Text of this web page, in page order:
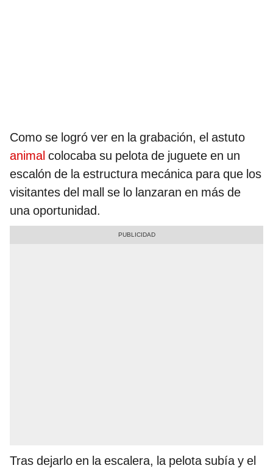
Como se logró ver en la grabación, el astuto
animal colocaba su pelota de juguete en un
escalón de la estructura mecánica para que los
visitantes del mall se lo lanzaran en más de
una oportunidad.
Tras dejarlo en la escalera, la pelota subía y el